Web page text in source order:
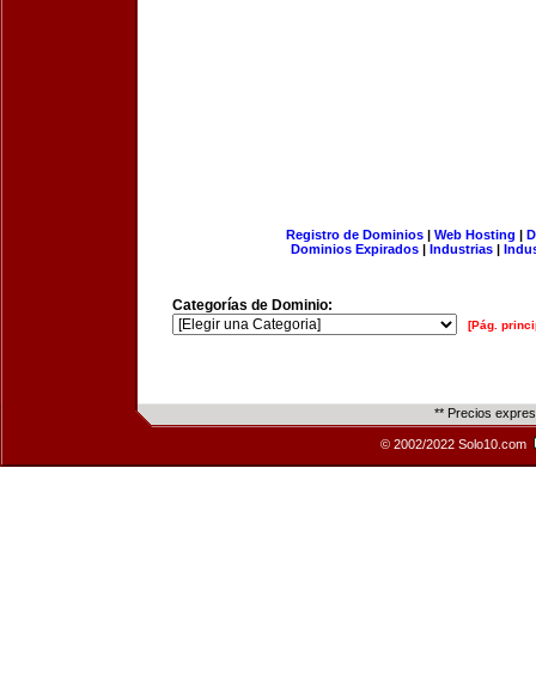
Registro de Dominios| Web Hosting |
Dominios Expirados | Industrias |
Categorías de Dominio:
[Pág.
** Precios
© 2002/2022 Solo10.com